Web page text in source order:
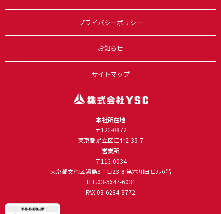
プライバシーポリシー
お知らせ
サイトマップ
本社所在地
〒123-0872
東京都足立区江北2-35-7
営業所
〒113-0034
東京都文京区湯島3丁目23-8 第六川田ビル6階
TEL.03-5647-6031
FAX.03-6284-3772